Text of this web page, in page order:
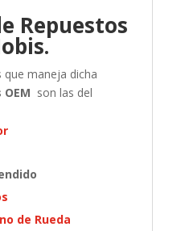
Repuestos
que maneja dicha
son las del
de Rueda